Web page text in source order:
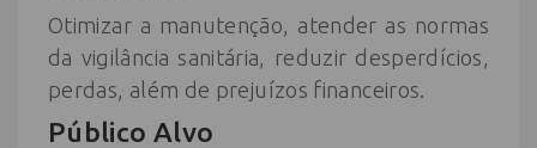
Otimizar a manutenção, atender as normas
da vigilância sanitária, reduzir desperdícios,
perdas, além de prejuízos financeiros.
Público Alvo